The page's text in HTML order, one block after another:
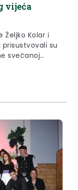
vijeća
Željko Kolar i
prisustvovali su
svečanoj